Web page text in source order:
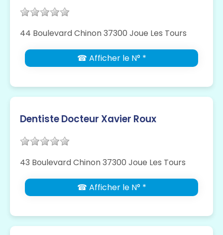
44 Boulevard Chinon 37300 Joue Les Tours
☎ Afficher le N° *
Dentiste Docteur Xavier Roux
43 Boulevard Chinon 37300 Joue Les Tours
☎ Afficher le N° *